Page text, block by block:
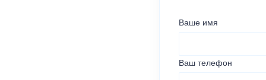
Ваше имя
Ваш телефон